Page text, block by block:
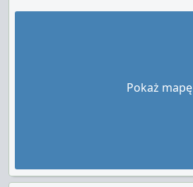
Pokaż mapę